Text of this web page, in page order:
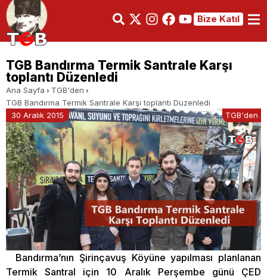
Bize Katıl
TGB Bandırma Termik Santrale Karşı
toplantı Düzenledi
Ana Sayfa
TGB'den
TGB Bandırma Termik Santrale Karşı toplantı Düzenledi
30 Aralık 2015
TGB'den
Bandırma’nın Şirinçavuş Köyüne yapılması planlanan
Termik Santral için 10 Aralık Perşembe günü ÇED